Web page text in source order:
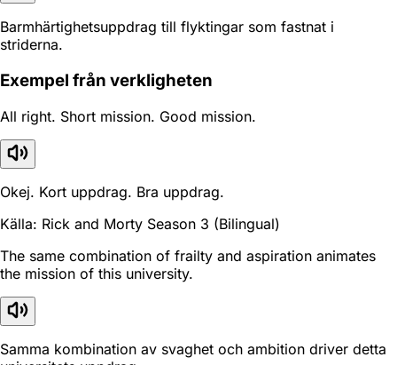
Barmhärtighetsuppdrag till flyktingar som fastnat i
striderna.
Exempel från verkligheten
All right. Short mission. Good mission.
Okej. Kort uppdrag. Bra uppdrag.
Källa: Rick and Morty Season 3 (Bilingual)
The same combination of frailty and aspiration animates
the mission of this university.
Samma kombination av svaghet och ambition driver detta